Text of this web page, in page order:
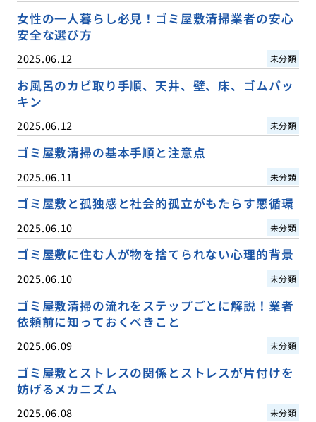
女性の一人暮らし必見！ゴミ屋敷清掃業者の安心
安全な選び方
2025.06.12 未分類
お風呂のカビ取り手順、天井、壁、床、ゴムパッ
キン
2025.06.12 未分類
ゴミ屋敷清掃の基本手順と注意点
2025.06.11 未分類
ゴミ屋敷と孤独感と社会的孤立がもたらす悪循環
2025.06.10 未分類
ゴミ屋敷に住む人が物を捨てられない心理的背景
2025.06.10 未分類
ゴミ屋敷清掃の流れをステップごとに解説！業者
依頼前に知っておくべきこと
2025.06.09 未分類
ゴミ屋敷とストレスの関係とストレスが片付けを
妨げるメカニズム
2025.06.08 未分類